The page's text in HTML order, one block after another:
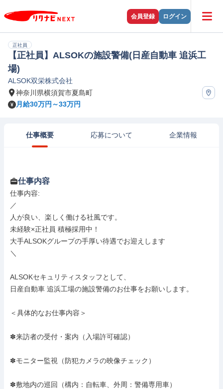
会員登録 ログイン
正社員
【正社員】ALSOKの施設警備(日産自動車 追浜工
場)
ALSOK双栄株式会社
神奈川県横須賀市夏島町
月給30万円～33万円
仕事概要 応募について 企業情報
仕事内容
仕事内容:
／
人が良い、楽しく働ける社風です。
未経験×正社員 積極採用中！
大手ALSOKグループの手厚い待遇でお迎えします
＼
ALSOKセキュリティスタッフとして、
日産自動車 追浜工場の施設警備のお仕事をお願いします。
＜具体的なお仕事内容＞
✽来訪者の受付・案内（入場許可確認）
✽モニター監視（防犯カメラの映像チェック）
✽敷地内の巡回（構内：自転車、外周：警備専用車）